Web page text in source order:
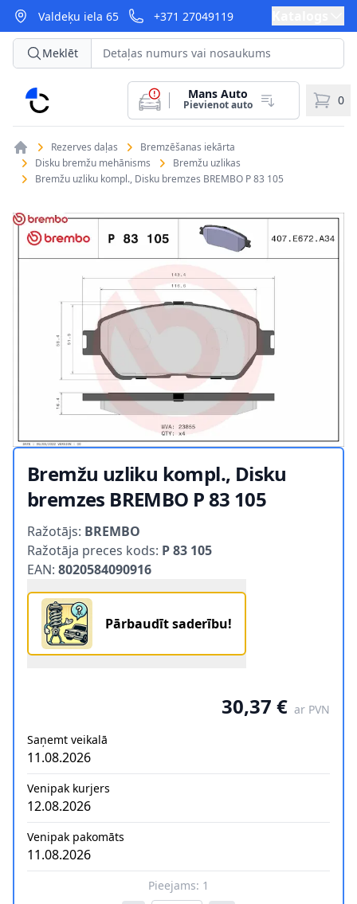
Valdeķu iela 65 +371 27049119
CarParts
Meklēt
Mans Auto
Pievienot auto 0
Rezerves daļas
Bremzēšanas iekārta
Disku bremžu mehānisms
Bremžu uzlikas
Bremžu uzliku kompl., Disku bremzes BREMBO P 83 105
Bremžu uzliku kompl., Disku
bremzes BREMBO P 83 105
Product information
Ražotājs: BREMBO
Ražotāja preces kods: P 83 105
EAN: 8020584090916
Pārbaudīt saderību!
30,37 € ar PVN
Saņemt veikalā
11.08.2026
Venipak kurjers
12.08.2026
Venipak pakomāts
11.08.2026
Pieejams: 1